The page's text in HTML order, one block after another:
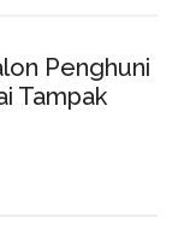
Penghuni
Tampak